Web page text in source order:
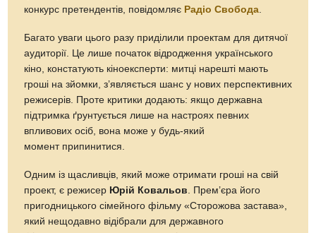
конкурс претендентів, повідомляє Радіо Свобода
Багато уваги цього разу приділили проектам для дитячої
аудиторії. Це лише початок відродження українського
кіно, констатують кіноексперти: митці нарешті мають
гроші на зйомки, з’являється шанс у нових перспективних
режисерів. Проте критики додають: якщо державна
підтримка ґрунтується лише на настроях певних
впливових осіб, вона може у будь-який
момент припинитися.
Одним із щасливців, який може отримати гроші на свій
проект, є режисер Юрій Ковальов . Прем’єра його
пригодницького сімейного фільму «Сторожова застава»,
який нещодавно відібрали для державного